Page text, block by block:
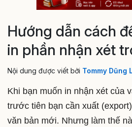
Hướng dẫn cách
in phần nhận xét
Nội dung được viết bởi Tommy Dũng
Khi bạn muốn in nhận xét của
trước tiên bạn cần xuất
văn bản mới. Nhưng làm thế